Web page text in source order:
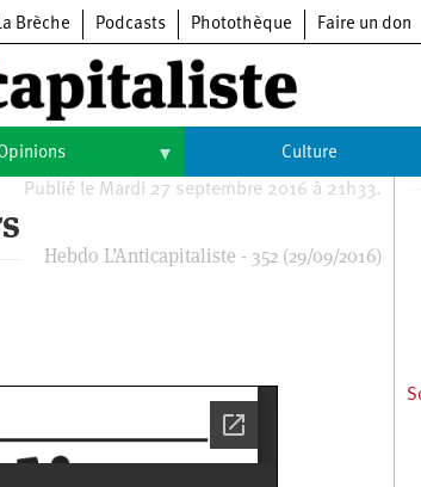
Brèche Podcasts Photothèque Faire un don
Culture
Arts
Livres
Musique
Publié le Mardi 27 septembre 2016 à 21h33.
Hebdo L’Anticapitaliste - 352 (29/09/2016)